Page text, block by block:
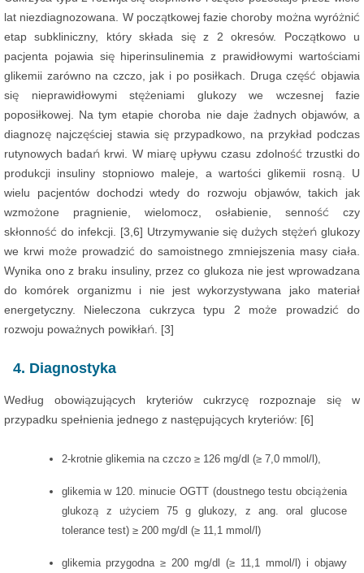
lat niezdiagnozowana. W początkowej fazie choroby można wyróżnić
etap subkliniczny, który składa się z 2 okresów. Początkowo u
pacjenta pojawia się hiperinsulinemia z prawidłowymi wartościami
glikemii zarówno na czczo, jak i po posiłkach. Druga część objawia
się nieprawidłowymi stężeniami glukozy we wczesnej fazie
poposiłkowej. Na tym etapie choroba nie daje żadnych objawów, a
diagnozę najczęściej stawia się przypadkowo, na przykład podczas
rutynowych badań krwi. W miarę upływu czasu zdolność trzustki do
produkcji insuliny stopniowo maleje, a wartości glikemii rosną. U
wielu pacjentów dochodzi wtedy do rozwoju objawów, takich jak
wzmożone pragnienie, wielomocz, osłabienie, senność czy
skłonność do infekcji. [3,6] Utrzymywanie się dużych stężeń glukozy
we krwi może prowadzić do samoistnego zmniejszenia masy ciała.
Wynika ono z braku insuliny, przez co glukoza nie jest wprowadzana
do komórek organizmu i nie jest wykorzystywana jako materiał
energetyczny. Nieleczona cukrzyca typu 2 może prowadzić do
rozwoju poważnych powikłań. [3]
4. Diagnostyka
Według obowiązujących kryteriów cukrzycę rozpoznaje się w
przypadku spełnienia jednego z następujących kryteriów: [6]
2-krotnie glikemia na czczo ≥ 126 mg/dl (≥ 7,0 mmol/l),
glikemia w 120. minucie OGTT (doustnego testu obciążenia
glukozą z użyciem 75 g glukozy, z ang. oral glucose
tolerance test) ≥ 200 mg/dl (≥ 11,1 mmol/l)
glikemia przygodna ≥ 200 mg/dl (≥ 11,1 mmol/l) i objawy